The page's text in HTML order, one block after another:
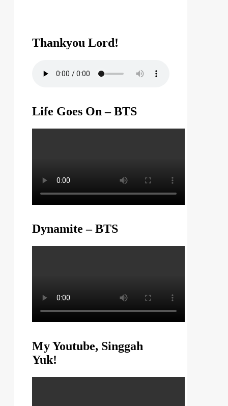
Thankyou Lord!
Life Goes On – BTS
Dynamite – BTS
My Youtube, Singgah
Yuk!